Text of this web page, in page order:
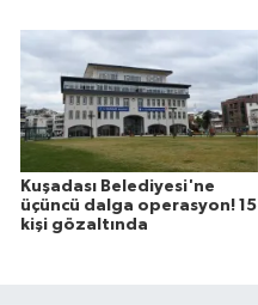
Kuşadası Belediyesi'ne
üçüncü dalga operasyon! 15
kişi gözaltında